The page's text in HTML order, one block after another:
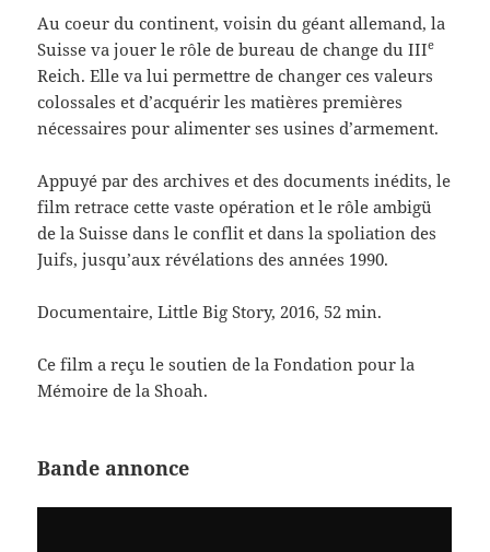
Au coeur du continent, voisin du géant allemand, la
Suisse va jouer le rôle de bureau de change du IIIe
Reich. Elle va lui permettre de changer ces valeurs
colossales et d’acquérir les matières premières
nécessaires pour alimenter ses usines d’armement.
Appuyé par des archives et des documents inédits, le
film retrace cette vaste opération et le rôle ambigü
de la Suisse dans le conflit et dans la spoliation des
Juifs, jusqu’aux révélations des années 1990.
Documentaire, Little Big Story, 2016, 52 min.
Ce film a reçu le soutien de la Fondation pour la
Mémoire de la Shoah.
Bande annonce